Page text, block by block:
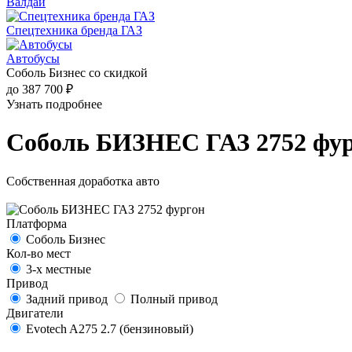
Спецтехника бренда ГАЗ
Автобусы
Соболь Бизнес со скидкой
до 387 700 ₽
Узнать подробнее
Соболь БИЗНЕС ГАЗ 2752
Собственная доработка авто
Платформа
Соболь Бизнес
Кол-во мест
3-х местные
Привод
Задний привод
Полный привод
Двигатели
Evotech A275 2.7 (бензиновый)